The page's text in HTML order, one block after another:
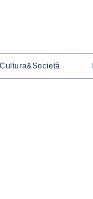
Cultura&Società